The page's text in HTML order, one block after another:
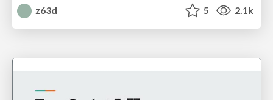
z63d
5 2.1k